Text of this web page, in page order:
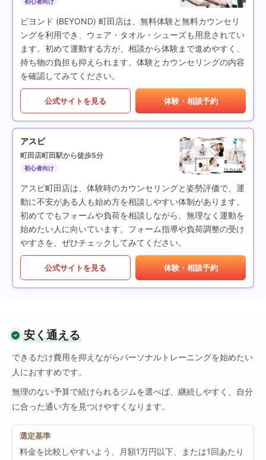
初心者向け
ビヨンド (BEYOND) 町田店は、無料体験と無料カウンセリ
ングを利用でき、ウェア・タオル・シューズも用意されてい
ます。初めて運動する方が、相談から体験まで進めやすく、
持ち物の負担も抑えられます。体験とカウンセリングの内容
を確認してみてください。
公式サイトを見る 体験・相談予約
アスピ
町田店町田駅から徒歩5分
初心者向け
アスピ町田店は、体験時のカウンセリングと姿勢評価で、運
動に不安がある人も始め方を相談しやすい体制があります。
初めてでもフォームや負荷を相談しながら、無理なく運動を
始めたい人に向いています。フォーム指導や負荷調整の受け
やすさを、ぜひチェックしてみてください。
公式サイトを見る 体験・相談予約
安く通える
できるだけ費用を抑えながらパーソナルトレーニングを始めたい
人におすすめです。
無理のない予算で続けられるジムを選べば、継続しやすく、自分
に合った通い方を見つけやすくなります。
選定基準
料金を比較しやすいよう、月額1万円以下、または1回あたり